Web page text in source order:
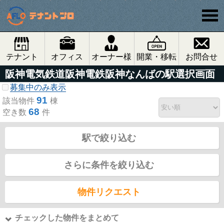
テナント オフィス オーナー様 開業・移転 お問合せ
阪神電気鉄道阪神電鉄阪神なんばの駅選択画面
募集中のみ表示
該当物件 91 棟
空き数 68 件
駅で絞り込む
さらに条件を絞り込む
物件リクエスト
チェックした物件をまとめて